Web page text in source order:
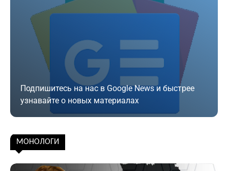
Подпишитесь на нас в Google News и быстрее
узнавайте о новых материалах
Подписаться
МОНОЛОГИ